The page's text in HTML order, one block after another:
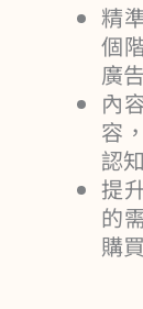
精
個
廣
內
容
認
提
的
購